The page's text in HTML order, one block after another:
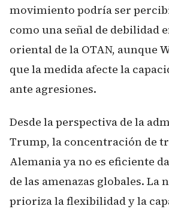
movimiento podría ser
como una señal de debilidad
oriental de la OTAN, aunque
que la medida afecte la
ante agresiones.
Desde la perspectiva de la
Trump, la concentración de
Alemania ya no es eficiente
de las amenazas globales. La
prioriza la flexibilidad y la